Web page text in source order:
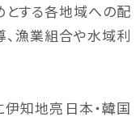
とする各地域への配
、漁業組合や水域利
伊知地亮日本・韓国